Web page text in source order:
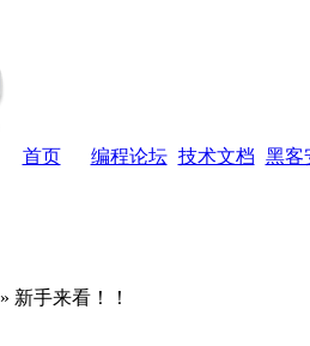
首页 编程论坛 技术文档 黑客
» 新手来看！！